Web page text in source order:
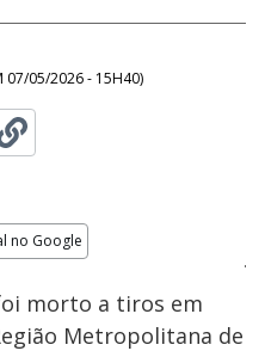
07/05/2026 - 15H40)
no Google
morto a tiros em
Metropolitana de